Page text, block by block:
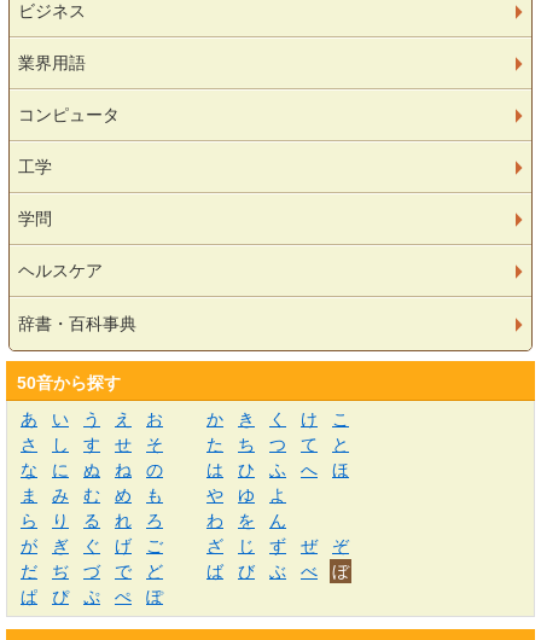
ビジネス
業界用語
コンピュータ
工学
学問
ヘルスケア
辞書・百科事典
50音から探す
あ
い う え お か き く け
こ
さ
し す せ そ た ち つ て
と
な
に ぬ ね の は ひ ふ へ
ほ
ま
み む め も や ゆ
よ
ら
り る れ ろ わ を
ん
が
ぎ ぐ げ ご ざ じ ず ぜ
ぞ
だ
ぢ づ で ど ば び ぶ べ
ぼ
ぱ
ぴ ぷ ぺ ぽ